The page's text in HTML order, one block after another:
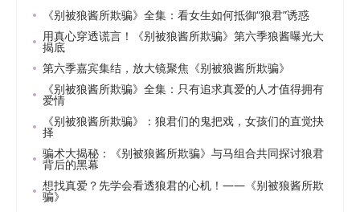
《别被狼酱所欺骗》全集：看女生如何抵御“狼君”诱惑
用真心穿透谎言！《别被狼酱所欺骗》第六季狼酱曝光大
揭底
第六季嘉宾集结，放大镜聚焦《别被狼酱所欺骗》
《别被狼酱所欺骗》全集：只有追求真爱的人才值得拥有
爱情
《别被狼酱所欺骗》：狼君们的鬼把戏，女孩们的直觉抉
择
骗术大揭秘：《别被狼酱所欺骗》与马组合共同探讨狼君
背后的黑幕
想找真爱？先学会看透狼君的心机！——《别被狼酱所欺
骗》